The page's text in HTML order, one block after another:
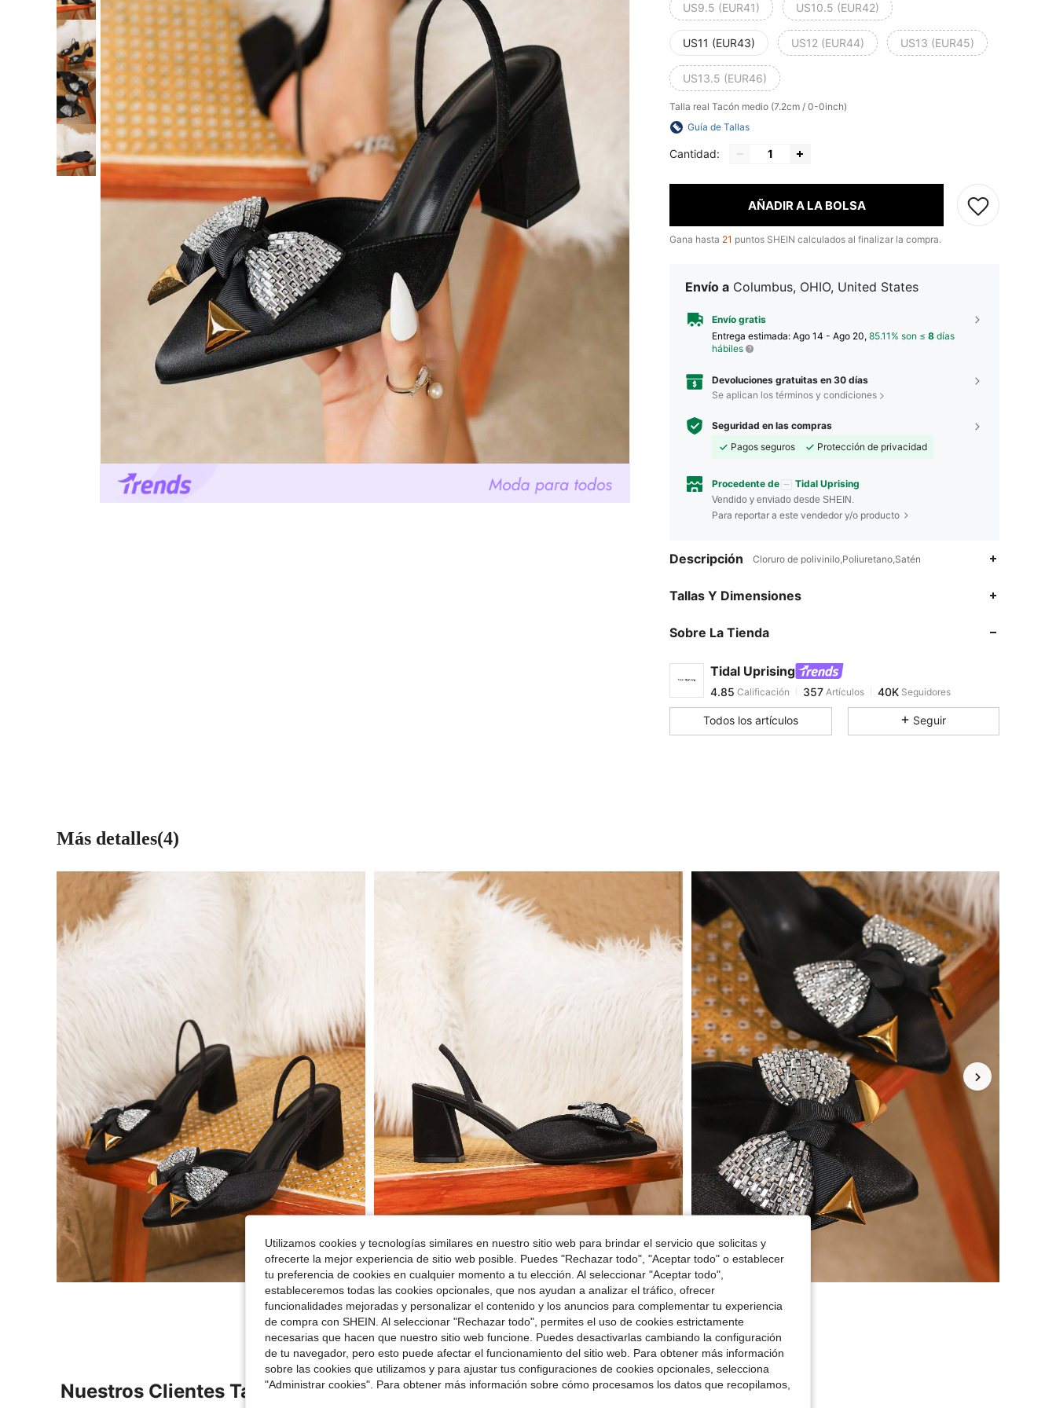
US9.5 (EUR41) US10.5 (EUR42)
US11 (EUR43) US12 (EUR44) US13 (EUR45)
US13.5 (EUR46)
Talla real Tacón medio (7.2cm / 0-0inch)
Guía de Tallas
Cantidad:
AÑADIR A LA BOLSA
Gana hasta 21 puntos SHEIN calculados al finalizar la compra.
Envío a Columbus, OHIO, United States
Envío gratis
Entrega estimada: Ago 14 - Ago 20, 85.11% son ≤ 8 días
hábiles
Devoluciones gratuitas en 30 días
Se aplican los términos y condiciones
Seguridad en las compras
Pagos seguros
Protección de privacidad
Procedente de Tidal Uprising
Vendido y enviado desde SHEIN.
Para reportar a este vendedor y/o producto
Descripción Cloruro de polivinilo,Poliuretano,Satén
Tallas Y Dimensiones
Sobre La Tienda
Tidal Uprising
4.85
4.85Calificación 357Artículos
a***ypagó Hace 1 día
4.85
4.85 357 40K
4.85 40K
4.85 357 40K
4.85 357 40K
Todos los artículos Seguir
Más detalles(4)
Nuestros Clientes También Vieron
Utilizamos cookies y tecnologías similares en nuestro sitio web para brindar el servicio que solicitas y
ofrecerte la mejor experiencia de sitio web posible. Puedes "Rechazar todo", "Aceptar todo" o establecer
tu preferencia de cookies en cualquier momento a tu elección. Al seleccionar "Aceptar todo",
estableceremos todas las cookies opcionales, que nos ayudan a analizar el tráfico, ofrecer
funcionalidades mejoradas y personalizar el contenido y los anuncios para complementar tu experiencia
de compra con SHEIN. Al seleccionar "Rechazar todo", permites el uso de cookies estrictamente
necesarias que hacen que nuestro sitio web funcione. Puedes desactivarlas cambiando la configuración
de tu navegador, pero esto puede afectar el funcionamiento del sitio web. Para obtener más información
sobre las cookies que utilizamos y para ajustar tus configuraciones de cookies opcionales, selecciona
"Administrar cookies". Para obtener más información sobre cómo procesamos los datos que recopilamos,